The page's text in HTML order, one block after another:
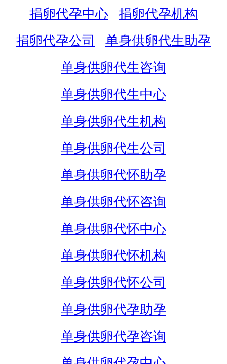
捐卵代孕中心
捐卵代孕机构
捐卵代孕公司
单身供卵代生助孕
单身供卵代生咨询
单身供卵代生中心
单身供卵代生机构
单身供卵代生公司
单身供卵代怀助孕
单身供卵代怀咨询
单身供卵代怀中心
单身供卵代怀机构
单身供卵代怀公司
单身供卵代孕助孕
单身供卵代孕咨询